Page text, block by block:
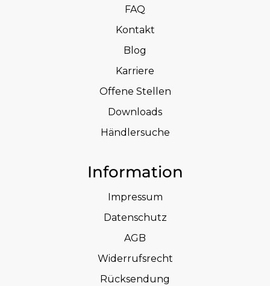
FAQ
Kontakt
Blog
Karriere
Offene Stellen
Downloads
Händlersuche
Information
Impressum
Datenschutz
AGB
Widerrufsrecht
Rücksendung